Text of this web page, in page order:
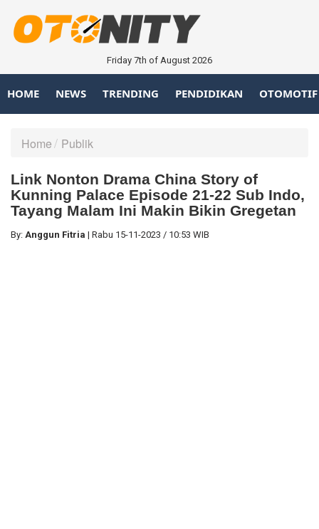
Friday 7th of August 2026
HOME NEWS TRENDING PENDIDIKAN OTOMOTIF
Home Publik
Link Nonton Drama China Story of
Kunning Palace Episode 21-22 Sub Indo,
Tayang Malam Ini Makin Bikin Gregetan
By: Anggun Fitria | Rabu 15-11-2023 / 10:53 WIB